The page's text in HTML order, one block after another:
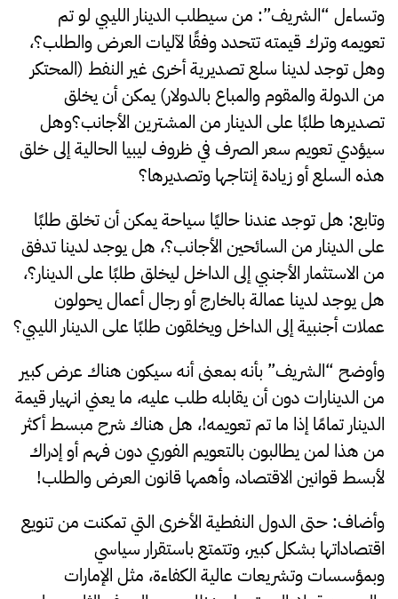
وتساءل “الشريف”: من سيطلب الدينار الليبي لو تم
تعويمه وترك قيمته تتحدد وفقًا لآليات العرض والطلب؟،
وهل توجد لدينا سلع تصديرية أخرى غير النفط (المحتكر
من الدولة والمقوم والمباع بالدولار) يمكن أن يخلق
تصديرها طلبًا على الدينار من المشترين الأجانب؟وهل
سيؤدي تعويم سعر الصرف في ظروف ليبيا الحالية إلى خلق
هذه السلع أو زيادة إنتاجها وتصديرها؟
وتابع: هل توجد عندنا حاليًا سياحة يمكن أن تخلق طلبًا
على الدينار من السائحين الأجانب؟، هل يوجد لدينا تدفق
من الاستثمار الأجنبي إلى الداخل ليخلق طلبًا على الدينار؟،
هل يوجد لدينا عمالة بالخارج أو رجال أعمال يحولون
عملات أجنبية إلى الداخل ويخلقون طلبًا على الدينار الليبي؟
وأوضح “الشريف” بأنه بمعنى أنه سيكون هناك عرض كبير
من الدينارات دون أن يقابله طلب عليه، ما يعني انهيار قيمة
الدينار تمامًا إذا ما تم تعويمه!، هل هناك شرح مبسط أكثر
من هذا لمن يطالبون بالتعويم الفوري دون فهم أو إدراك
لأبسط قوانين الاقتصاد، وأهمها قانون العرض والطلب!
وأضاف: حتى الدول النفطية الأخرى التي تمكنت من تنويع
اقتصاداتها بشكل كبير، وتتمتع باستقرار سياسي
وبمؤسسات وتشريعات عالية الكفاءة، مثل الإمارات